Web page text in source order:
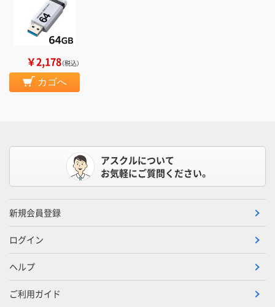
￥2,178（税込）
カゴへ
アスクルについて
お気軽にご質問ください。
新規会員登録
ログイン
ヘルプ
ご利用ガイド